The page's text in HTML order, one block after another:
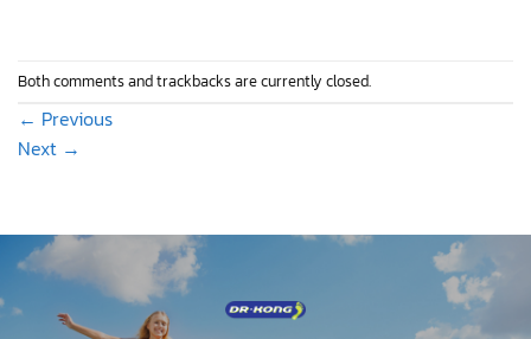
Both comments and trackbacks are currently closed.
← Previous
Next →